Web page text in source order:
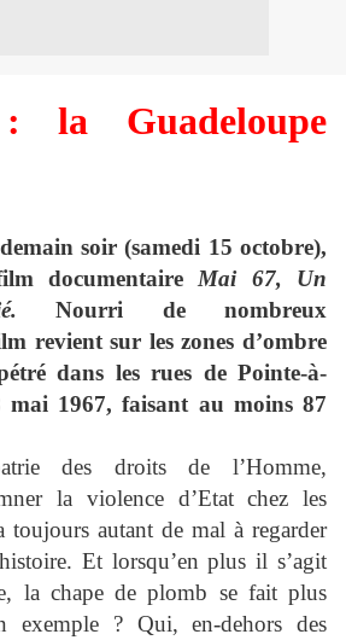
Guadeloupe
soir (samedi 15 octobre),
documentaire Mai 67, Un
Nourri de nombreux
revient sur les zones d’ombre
dans les rues de Pointe-à-
mai 1967, faisant au moins 87
des droits de l’Homme,
la violence d’Etat chez les
toujours autant de mal à regarder
Et lorsqu’en plus il s’agit
la chape de plomb se fait plus
exemple ? Qui, en-dehors des